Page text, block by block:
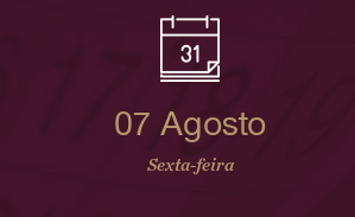
07 Agosto
Sexta-feira